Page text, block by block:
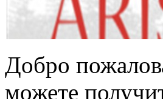
Добро
можете